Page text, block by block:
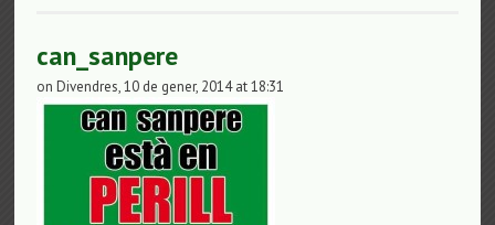
can_sanpere
on Divendres, 10 de gener, 2014 at 18:31